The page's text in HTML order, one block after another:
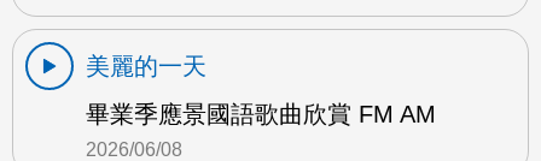
美麗的一天
畢業季應景國語歌曲欣賞 FM AM
2026/06/08